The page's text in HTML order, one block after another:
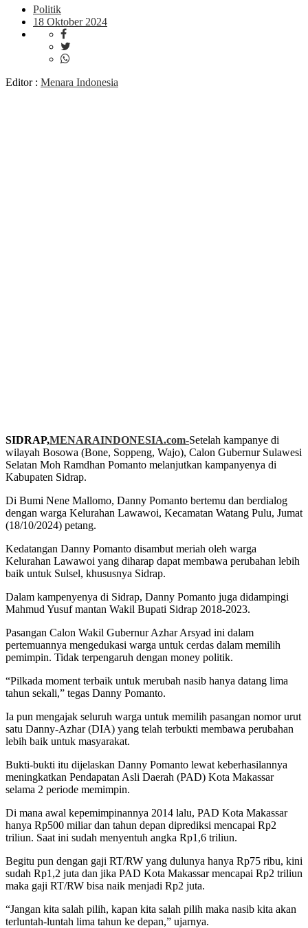
Politik
18 Oktober 2024
Editor : Menara Indonesia
SIDRAP,MENARAINDONESIA.com-Setelah kampanye di
wilayah Bosowa (Bone, Soppeng, Wajo), Calon Gubernur Sulawesi
Selatan Moh Ramdhan Pomanto melanjutkan kampanyenya di
Kabupaten Sidrap.
Di Bumi Nene Mallomo, Danny Pomanto bertemu dan berdialog
dengan warga Kelurahan Lawawoi, Kecamatan Watang Pulu, Jumat
(18/10/2024) petang.
Kedatangan Danny Pomanto disambut meriah oleh warga
Kelurahan Lawawoi yang diharap dapat membawa perubahan lebih
baik untuk Sulsel, khususnya Sidrap.
Dalam kampenyenya di Sidrap, Danny Pomanto juga didampingi
Mahmud Yusuf mantan Wakil Bupati Sidrap 2018-2023.
Pasangan Calon Wakil Gubernur Azhar Arsyad ini dalam
pertemuannya mengedukasi warga untuk cerdas dalam memilih
pemimpin. Tidak terpengaruh dengan money politik.
“Pilkada moment terbaik untuk merubah nasib hanya datang lima
tahun sekali,” tegas Danny Pomanto.
Ia pun mengajak seluruh warga untuk memilih pasangan nomor urut
satu Danny-Azhar (DIA) yang telah terbukti membawa perubahan
lebih baik untuk masyarakat.
Bukti-bukti itu dijelaskan Danny Pomanto lewat keberhasilannya
meningkatkan Pendapatan Asli Daerah (PAD) Kota Makassar
selama 2 periode memimpin.
Di mana awal kepemimpinannya 2014 lalu, PAD Kota Makassar
hanya Rp500 miliar dan tahun depan diprediksi mencapai Rp2
triliun. Saat ini sudah menyentuh angka Rp1,6 triliun.
Begitu pun dengan gaji RT/RW yang dulunya hanya Rp75 ribu, kini
sudah Rp1,2 juta dan jika PAD Kota Makassar mencapai Rp2 triliun
maka gaji RT/RW bisa naik menjadi Rp2 juta.
“Jangan kita salah pilih, kapan kita salah pilih maka nasib kita akan
terluntah-luntah lima tahun ke depan,” ujarnya.